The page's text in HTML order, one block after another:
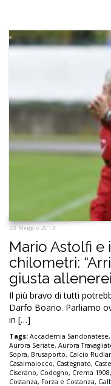
28 Maggio 2014
Mario Astolfi
chilometri:
giusta
Il più bravo di tutti
Darfo Boario. Parliamo
in […]
Tags: Accademia Sandonatese,
Aurora Seriate, Aurora
Sopra, Brusaporto, Calcio
Casalmaiocco, Castegnato,
Ciserano, Codogno, Crema 1908,
Costanza, Forza e Costanza,